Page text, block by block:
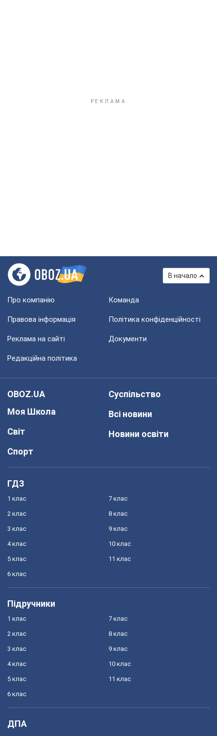
В начало
Про компанію Команда
Правова інформація Політика конфіденційності
Реклама на сайті Документи
Редакційна політика
OBOZ.UA
Моя Школа
Світ
Спорт
Суспільство
Всі новини
Новини освіти
ГДЗ
1 клас
2 клас
3 клас
4 клас
5 клас
6 клас
7 клас
8 клас
9 клас
10 клас
11 клас
Підручники
1 клас
2 клас
3 клас
4 клас
5 клас
6 клас
7 клас
8 клас
9 клас
10 клас
11 клас
ДПА